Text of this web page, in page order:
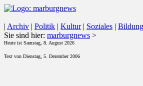
| Archiv | Politik | Kultur| Soziales | Bildung
Sie sind hier: marburgnews >
Heute ist Samstag, 8. August 2026
Text von Dienstag, 5. Dezember 2006